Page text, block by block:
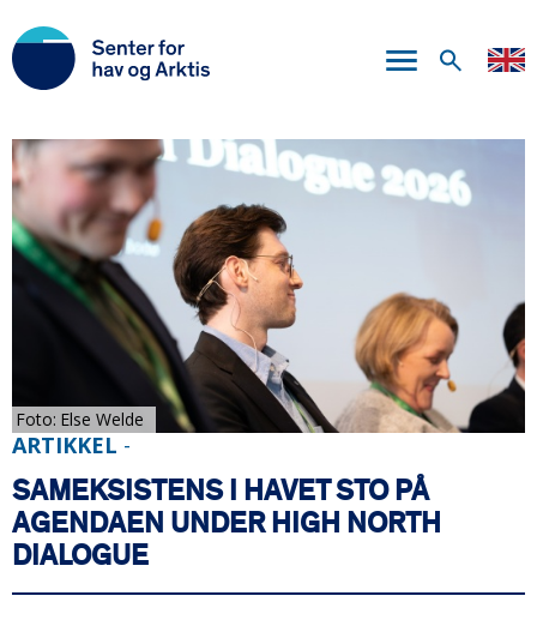
til
hovedinnhold
Foto Else Welde
ARTIKKEL -
SAMEKSISTENS I HAVET STO PÅ
AGENDAEN UNDER HIGH NORTH
DIALOGUE